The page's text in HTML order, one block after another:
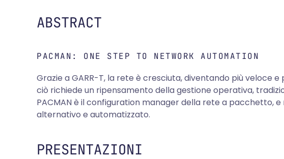
ABSTRACT
PACMAN: ONE STEP TO NETWORK AUTOMATION
Grazie a GARR-T, la rete è cresciuta, diventando più veloce
ciò richiede un ripensamento della gestione operativa,
PACMAN è il configuration manager della rete a
alternativo e automatizzato.
PRESENTAZIONI